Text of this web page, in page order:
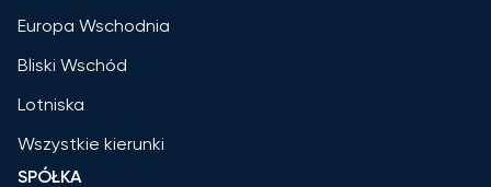
Europa Wschodnia
Bliski Wschód
Lotniska
Wszystkie kierunki
SPÓŁKA